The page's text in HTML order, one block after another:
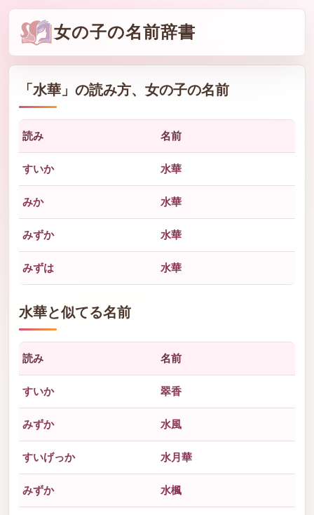
女の子の名前辞書
「水華 」の読み方、女の子の名前
読み 名前
すいか 水華
みか 水華
みずか 水華
みずは 水華
水華と似てる名前
読み 名前
すいか 翠香
みずか 水風
すいげっか 水月華
みずか 水楓